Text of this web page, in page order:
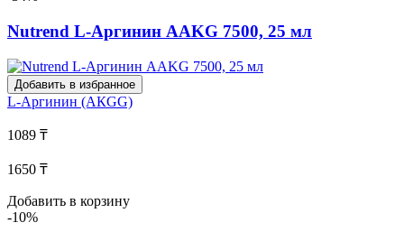
Nutrend L-Аргинин AAKG 7500, 25 мл
Добавить в избранное
L-Аргинин (АКGG)
1089 ₸
1650 ₸
Добавить в корзину
-10%